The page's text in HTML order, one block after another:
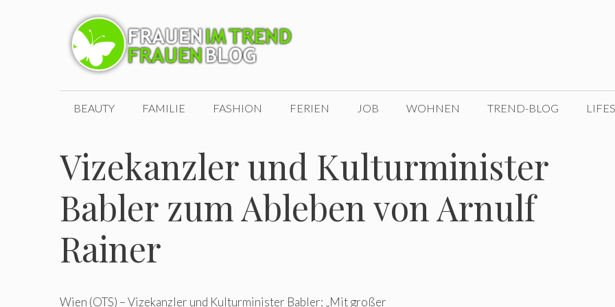
BEAUTY FAMILIE FASHION FERIEN JOB WOHNEN TREND-BLOG
Vizekanzler und Kulturminister
Babler zum Ableben von Arnulf
Rainer
Wien (OTS) – Vizekanzler und Kulturminister Babler: „Mit großer